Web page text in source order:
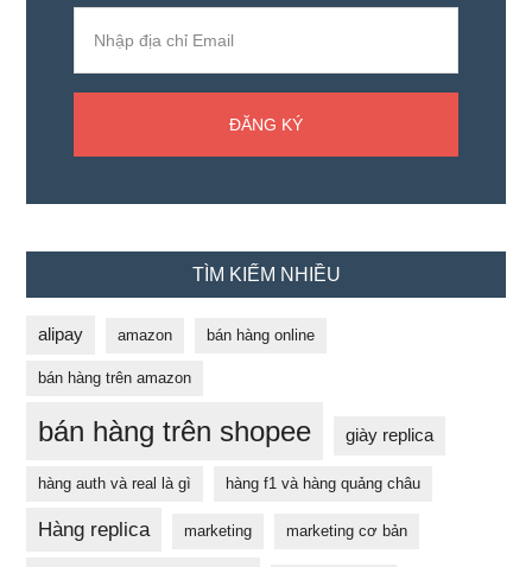
TÌM KIẾM NHIỀU
alipay amazon bán hàng online
bán hàng trên amazon
bán hàng trên shopee giày replica
hàng auth và real là gì hàng f1 và hàng quảng châu
Hàng replica marketing marketing cơ bản